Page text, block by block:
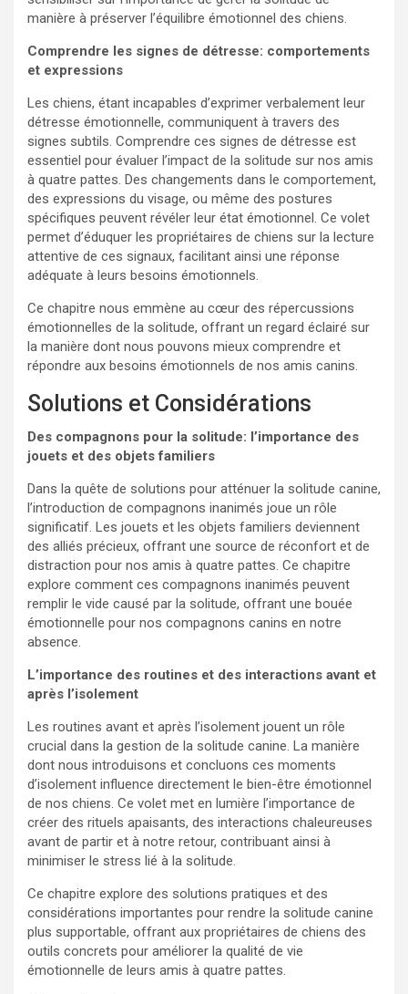
manière à préserver l’équilibre émotionnel des chiens.
Comprendre les signes de détresse: comportements
et expressions
Les chiens, étant incapables d’exprimer verbalement leur
détresse émotionnelle, communiquent à travers des
signes subtils. Comprendre ces signes de détresse est
essentiel pour évaluer l’impact de la solitude sur nos amis
à quatre pattes. Des changements dans le comportement,
des expressions du visage, ou même des postures
spécifiques peuvent révéler leur état émotionnel. Ce volet
permet d’éduquer les propriétaires de chiens sur la lecture
attentive de ces signaux, facilitant ainsi une réponse
adéquate à leurs besoins émotionnels.
Ce chapitre nous emmène au cœur des répercussions
émotionnelles de la solitude, offrant un regard éclairé sur
la manière dont nous pouvons mieux comprendre et
répondre aux besoins émotionnels de nos amis canins.
Solutions et Considérations
Des compagnons pour la solitude: l’importance des
jouets et des objets familiers
Dans la quête de solutions pour atténuer la solitude canine,
l’introduction de compagnons inanimés joue un rôle
significatif. Les jouets et les objets familiers deviennent
des alliés précieux, offrant une source de réconfort et de
distraction pour nos amis à quatre pattes. Ce chapitre
explore comment ces compagnons inanimés peuvent
remplir le vide causé par la solitude, offrant une bouée
émotionnelle pour nos compagnons canins en notre
absence.
L’importance des routines et des interactions avant et
après l’isolement
Les routines avant et après l’isolement jouent un rôle
crucial dans la gestion de la solitude canine. La manière
dont nous introduisons et concluons ces moments
d’isolement influence directement le bien-être émotionnel
de nos chiens. Ce volet met en lumière l’importance de
créer des rituels apaisants, des interactions chaleureuses
avant de partir et à notre retour, contribuant ainsi à
minimiser le stress lié à la solitude.
Ce chapitre explore des solutions pratiques et des
considérations importantes pour rendre la solitude canine
plus supportable, offrant aux propriétaires de chiens des
outils concrets pour améliorer la qualité de vie
émotionnelle de leurs amis à quatre pattes.